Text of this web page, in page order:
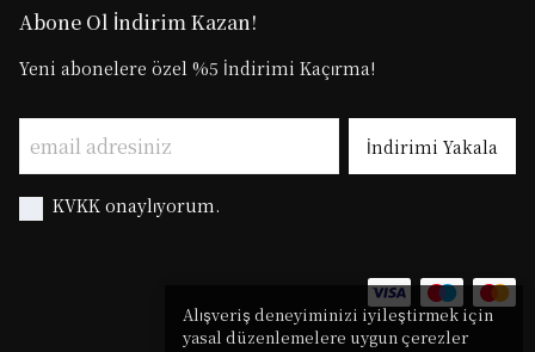
Alışveriş deneyiminizi iyileştirmek için
yasal düzenlemelere uygun çerezler
Abone Ol İndirim Kazan!
Yeni abonelere özel %5 İndirimi Kaçırma!
İndirimi Yakala
KVKK onaylıyorum.